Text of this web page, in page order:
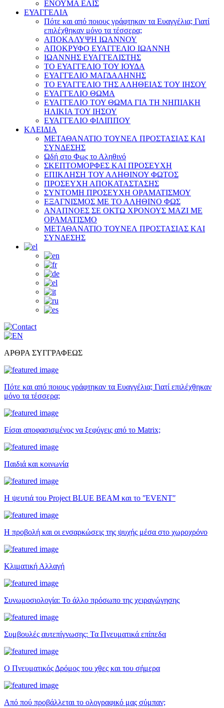
ΕΝΟΥΜΑ ΕΛΙΣ
ΕΥΑΓΓΕΛΙΑ
Πότε και από ποιους γράφτηκαν τα Ευαγγέλια; Γιατί
επιλέχθηκαν μόνο τα τέσσερα;
ΑΠΟΚΑΛΥΨΗ ΙΩΑΝΝΟΥ
ΑΠΟΚΡΥΦΟ ΕΥΑΓΓΕΛΙΟ ΙΩΑΝΝΗ
ΙΩΑΝΝΗΣ ΕΥΑΓΓΕΛΙΣΤΗΣ
ΤΟ ΕΥΑΓΓΕΛΙΟ ΤΟΥ ΙΟΥΔΑ
ΕΥΑΓΓΕΛΙΟ ΜΑΓΔΑΛΗΝΗΣ
ΤΟ ΕΥΑΓΓΕΛΙΟ ΤΗΣ ΑΛΗΘΕΙΑΣ ΤΟΥ ΙΗΣΟΥ
ΕΥΑΓΓΕΛΙΟ ΘΩΜΑ
ΕΥΑΓΓΕΛΙΟ ΤΟΥ ΘΩΜΑ ΓΙΑ ΤΗ ΝΗΠΙΑΚΗ
ΗΛΙΚΙΑ ΤΟΥ ΙΗΣΟΥ
ΕΥΑΓΓΕΛΙΟ ΦΙΛΙΠΠΟΥ
ΚΛΕΙΔΙΑ
ΜΕΤΑΘΑΝΑΤΙΟ ΤΟΥΝΕΛ ΠΡΟΣΤΑΣΙΑΣ ΚΑΙ
ΣΥΝΔΕΣΗΣ
Ωδή στο Φως το Αληθινό
ΣΚΕΠΤΟΜΟΡΦΕΣ ΚΑΙ ΠΡΟΣΕΥΧΗ
ΕΠΙΚΛΗΣΗ ΤΟΥ ΑΛΗΘΙΝΟΥ ΦΩΤΟΣ
ΠΡΟΣΕΥΧΗ ΑΠΟΚΑΤΑΣΤΑΣΗΣ
ΣΥΝΤΟΜΗ ΠΡΟΣΕΥΧΗ ΟΡΑΜΑΤΙΣΜΟΥ
ΕΞΑΓΝΙΣΜΟΣ ΜΕ ΤΟ ΑΛΗΘΙΝΟ ΦΩΣ
ΑΝΑΠΝΟΕΣ ΣΕ ΟΚΤΩ ΧΡΟΝΟΥΣ ΜΑΖΙ ΜΕ
ΟΡΑΜΑΤΙΣΜΟ
ΜΕΤΑΘΑΝΑΤΙΟ ΤΟΥΝΕΛ ΠΡΟΣΤΑΣΙΑΣ ΚΑΙ
ΣΥΝΔΕΣΗΣ
ΑΡΘΡΑ ΣΥΓΓΡΑΦΕΩΣ
Πότε και από ποιους γράφτηκαν τα Ευαγγέλια; Γιατί επιλέχθηκαν
μόνο τα τέσσερα;
Είσαι αποφασισμένος να ξεφύγεις από το Matrix;
Παιδιά και κοινωνία
Η ψευτιά του Project BLUE BEAM και το ʺEVENTʺ
Η προβολή και οι ενσαρκώσεις της ψυχής μέσα στο χωροχρόνο
Κλιματική Αλλαγή
Συνωμοσιολογία: Το άλλο πρόσωπο της χειραγώγησης
Συμβουλές αυτεπίγνωσης: Τα Πνευματικά επίπεδα
Ο Πνευματικός Δρόμος του χθες και του σήμερα
Από πού προβάλλεται το ολογραφικό μας σύμπαν;